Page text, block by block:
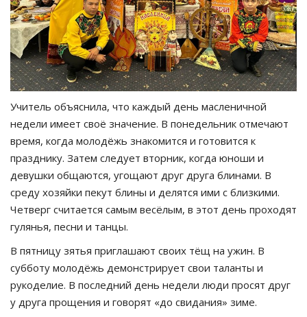
Учитель объяснила, что каждый день масленичной
недели имеет своё значение. В понедельник отмечают
время, когда молодёжь знакомится и готовится к
празднику. Затем следует вторник, когда юноши и
девушки общаются, угощают друг друга блинами. В
среду хозяйки пекут блины и делятся ими с близкими.
Четверг считается самым весёлым, в этот день проходят
гулянья, песни и танцы.
В пятницу зятья приглашают своих тёщ на ужин. В
субботу молодёжь демонстрирует свои таланты и
рукоделие. В последний день недели люди просят друг
у друга прощения и говорят «до свидания» зиме.